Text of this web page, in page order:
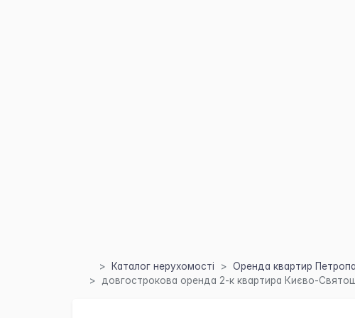
Каталог нерухомості
Оренда квартир
довгострокова оренда 2-к квартира Києво-